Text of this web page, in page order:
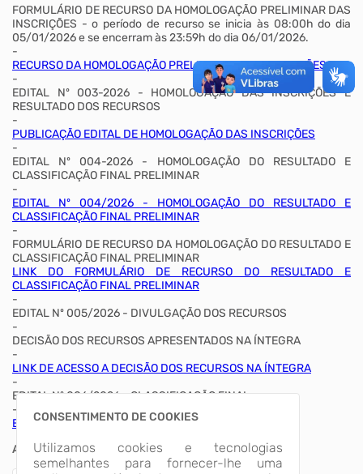
FORMULÁRIO DE RECURSO DA HOMOLOGAÇÃO PRELIMINAR DAS
INSCRIÇÕES - o período de recurso se inicia às 08:00h do dia
05/01/2026 e se encerram às 23:59h do dia 06/01/2026.
-
RECURSO DA HOMOLOGAÇÃO PRELIMINAR DAS INSCRIÇÕES
-
EDITAL Nº 003-2026 - HOMOLOGAÇÃO DAS INSCRIÇÕES E
RESULTADO DOS RECURSOS
-
PUBLICAÇÃO EDITAL DE HOMOLOGAÇÃO DAS INSCRIÇÕES
-
EDITAL Nº 004-2026 - HOMOLOGAÇÃO DO RESULTADO E
CLASSIFICAÇÃO FINAL PRELIMINAR
-
EDITAL Nº 004/2026 - HOMOLOGAÇÃO DO RESULTADO E
CLASSIFICAÇÃO FINAL PRELIMINAR
-
FORMULÁRIO DE RECURSO DA HOMOLOGAÇÃO DO RESULTADO E
CLASSIFICAÇÃO FINAL PRELIMINAR
LINK DO FORMULÁRIO DE RECURSO DO RESULTADO E
CLASSIFICAÇÃO FINAL PRELIMINAR
-
EDITAL Nº 005/2026 - DIVULGAÇÃO DOS RECURSOS
-
DECISÃO DOS RECURSOS APRESENTADOS NA ÍNTEGRA
-
LINK DE ACESSO A DECISÃO DOS RECURSOS NA ÍNTEGRA
-
EDITAL Nº 006/2026 - CLASSIFICAÇÃO FINAL
-
EDITAL Nº 006/2026 - CLASSIFICAÇÃO FINAL
ARQUIVOS
CONSENTIMENTO DE COOKIES
Utilizamos cookies e tecnologias
semelhantes para fornecer-lhe uma